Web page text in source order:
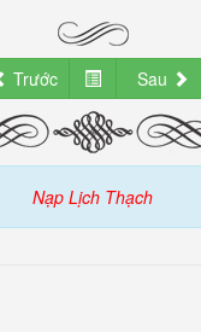
Trước Sau
Nạp Lịch Thạch